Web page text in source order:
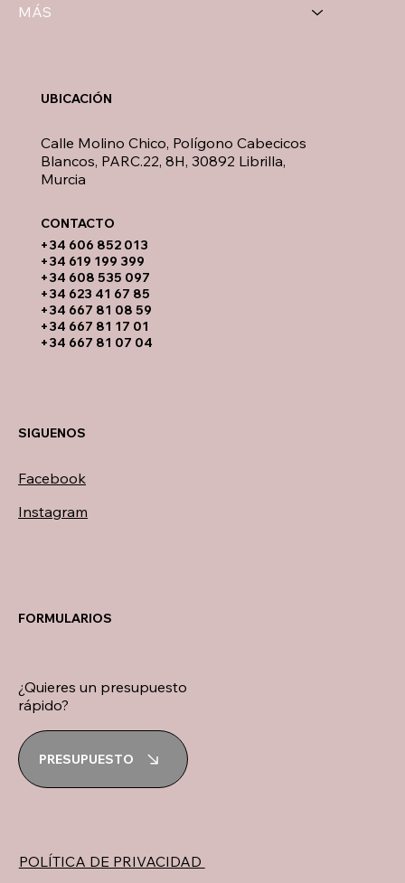
MÁS
​+34 606 852 013
+34 619 199 399
​+34 608 535 097
+34 623 41 67 85
+34 667 81 08 59
+34 667 81 17 01
+34 667 81 07 04
Calle Molino Chico, Polígono Cabecicos
Blancos, PARC.22, 8H, 30892 Librilla,
Murcia
UBICACIÓN
CONTACTO​
SIGUENOS
Facebook
Instagram
FORMULARIOS
¿Quieres un presupuesto
rápido?
PRESUPUESTO
POLÍTICA DE PRIVACIDAD